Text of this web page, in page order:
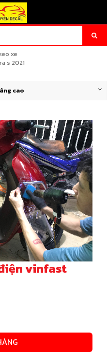
xe
s 2021
cao
vinfast